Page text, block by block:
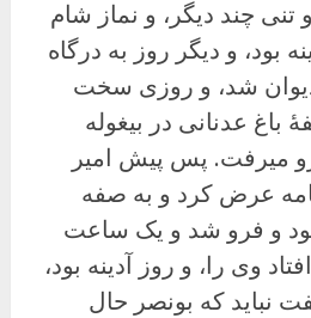
چند دیگر، و نماز شام
بود، و دیگر روز به درگاه
شد، و روزی سخت
باغ عدنانی در بیغوله
میرفت. پس پیش امیر
عرض کرد و به صفه
و فرو شد و یک ساعت
وی را، و روز آدینه بود،
نباید که بونصر حال